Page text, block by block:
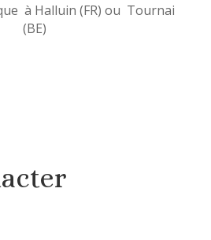
à Halluin (FR) ou Tournai
(BE)